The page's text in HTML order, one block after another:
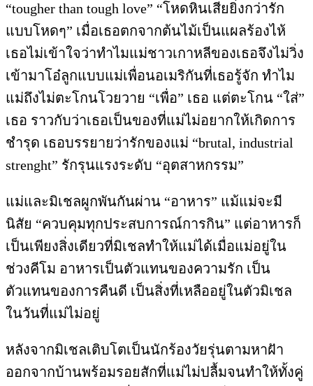
“tougher than tough love” “โหดหินเสียยิ่งกว่ารัก
แบบโหดๆ” เมื่อเธอตกจากต้นไม้เป็นแผลร้องไห้
เธอไม่เข้าใจว่าทำไมแม่ชาวเกาหลีของเธอจึงไม่วิ่ง
เข้ามาโอ๋ลูกแบบแม่เพื่อนอเมริกันที่เธอรู้จัก ทำไม
แม่ถึงไม่ตะโกนโวยวาย “เพื่อ” เธอ แต่ตะโกน “ใส่”
เธอ ราวกับว่าเธอเป็นของที่แม่ไม่อยากให้เกิดการ
ชำรุด เธอบรรยายว่ารักของแม่ “brutal, industrial
strenght” รักรุนแรงระดับ “อุตสาหกรรม”
แม่และมิเชลผูกพันกันผ่าน “อาหาร” แม้แม่จะมี
นิสัย “ควบคุมทุกประสบการณ์การกิน” แต่อาหารก็
เป็นเพียงสิ่งเดียวที่มิเชลทำให้แม่ได้เมื่อแม่อยู่ใน
ช่วงคีโม อาหารเป็นตัวแทนของความรัก เป็น
ตัวแทนของการคืนดี เป็นสิ่งที่เหลืออยู่ในตัวมิเชล
ในวันที่แม่ไม่อยู่
หลังจากมิเชลเติบโตเป็นนักร้องวัยรุ่นตามหาฝัา
ออกจากบ้านพร้อมรอยสักที่แม่ไม่ปลื้มจนทำให้ทั้งคู่